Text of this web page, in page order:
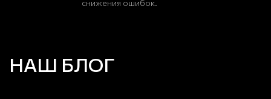
снижения ошибок.
НАШ БЛОГ